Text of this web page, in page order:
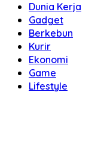
Dunia Kerja
Gadget
Berkebun
Kurir
Ekonomi
Game
Lifestyle